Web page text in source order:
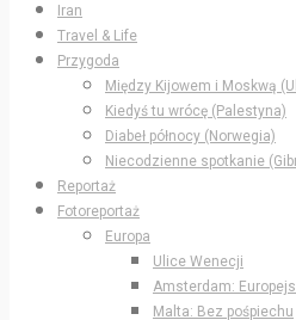
Iran
Travel & Life
Przygoda
Między Kijowem i Moskwą
Kiedyś tu wrócę (Palestyna)
Diabeł północy (Norwegia)
Niecodzienne spotkanie
Reportaż
Fotoreportaż
Europa
Ulice Wenecji
Amsterdam:
Malta: Bez pośpiechu